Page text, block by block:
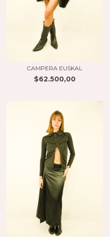
CAMPERA EUSKAL
$62.500,00